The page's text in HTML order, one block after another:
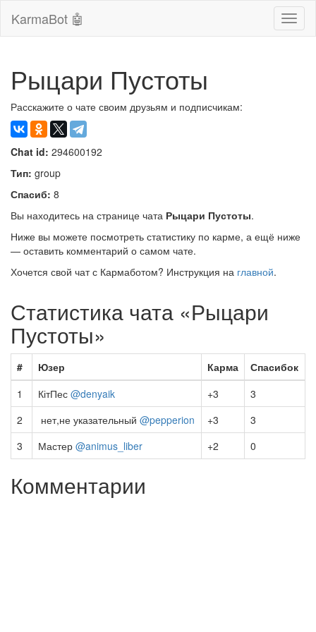
KarmaBot 🤖
Рыцари Пустоты
Расскажите о чате своим друзьям и подписчикам:
Chat id: 294600192
Тип: group
Спасиб: 8
Вы находитесь на странице чата Рыцари Пустоты.
Ниже вы можете посмотреть статистику по карме, а ещё ниже
— оставить комментарий о самом чате.
Хочется свой чат с Кармаботом? Инструкция на главной.
Статистика чата «Рыцари
Пустоты»
# Юзер Карма
Спасибок
1
КітПес @denyaik +3
3
2
‎‎‎‎ нет,не указательный @pepperion +3
3
3
Мастер @animus_liber +2 0
Комментарии